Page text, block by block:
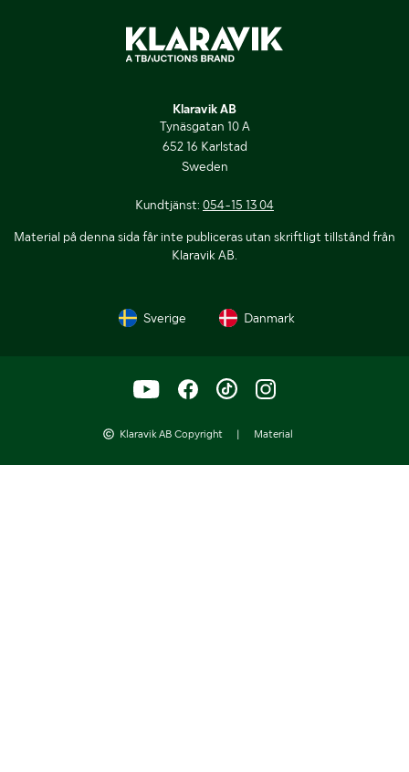
Klaravik AB
Tynäsgatan 10 A
652 16 Karlstad
Sweden
Kundtjänst: 054-15 13 04
Material på denna sida får inte publiceras utan skriftligt tillstånd från
Klaravik AB.
Sverige Danmark
Klaravik AB Copyright | Material